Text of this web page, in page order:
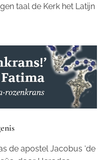
taal de Kerk het Latijn
de apostel Jacobus ‘de